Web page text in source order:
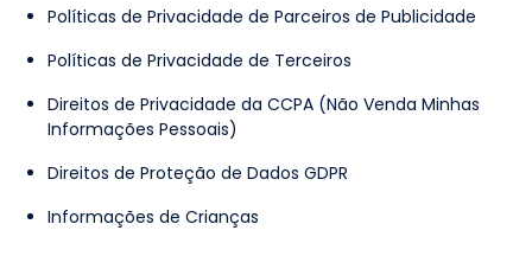
Políticas de Privacidade de Parceiros de Publicidade
Políticas de Privacidade de Terceiros
Direitos de Privacidade da CCPA (Não Venda Minhas
Informações Pessoais)
Direitos de Proteção de Dados GDPR
Informações de Crianças